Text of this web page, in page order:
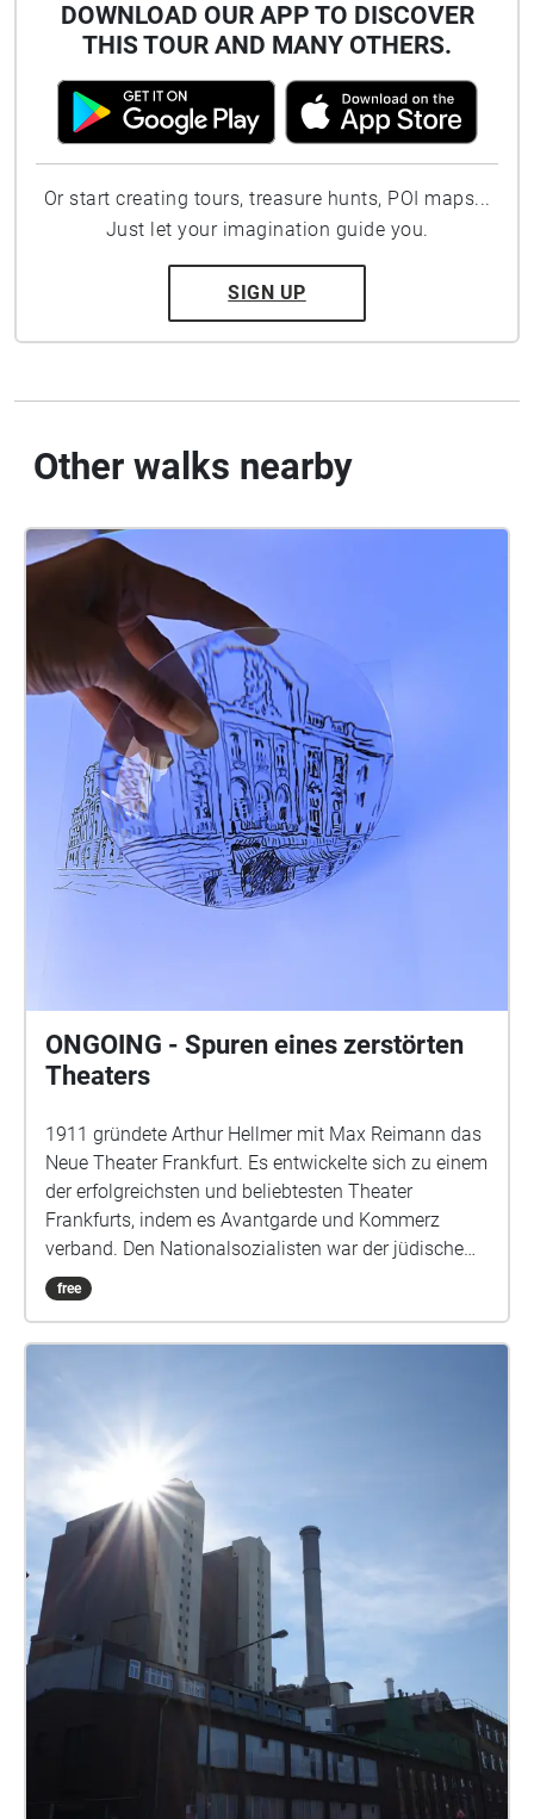
DOWNLOAD OUR APP TO DISCOVER
THIS TOUR AND MANY OTHERS.
Or start creating tours, treasure hunts, POI maps...
Just let your imagination guide you.
SIGN UP
Other walks nearby
ONGOING - Spuren eines zerstörten
Theaters
1911 gründete Arthur Hellmer mit Max Reimann das
Neue Theater Frankfurt. Es entwickelte sich zu einem
der erfolgreichsten und beliebtesten Theater
Frankfurts, indem es Avantgarde und Kommerz
verband. Den Nationalsozialisten war der jüdische
Intendant Hellmer ein Dorn im Auge. Lange trotzte
das erfolgreiche Theater allen Versuchen, es in den
Geschichte eines mutigen Theatermachers in
Frankfurt und fragt nach der Bedrohung von
kulturellen und jüdischen Orten in unserer Zeit.
Audiowalk in 2 Teilen. Im Frankfurt Westend und in
der Innenstadt Frankfurt am Main. VON & MIT
Sprecher\*innen: Cornelia Niemann, Verena Specht-
Ronique / Sound & Komposition: Louisa Beck, / Text,
Künstl. Ltg.: Jan Deck und Katja Kämmerer /
Dramaturgie Ongoing 2021: Marie Schwesinger O-
TÖNE Marc Grünbaum, Birgit Peter
https://www.profikollektion.de/projekt/ongoing/
Ongoing wurde gefördert vom Kulturamt der Stadt
Frankfurt am Main und vom Hessischen Ministerium
für Wissenschaft und Forschung, Kunst und Kultur.
free